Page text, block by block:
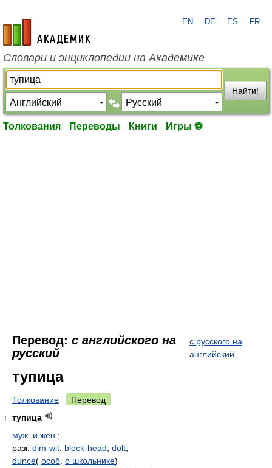
academic.ru
EN DE ES FR
Словари и энциклопедии на Академике
Найти!
Толкования Переводы Книги Игры ⚽
Перевод: с английского на
русский
с русского на
английский
тупица
Толкование Перевод
1
тупица
муж и жен .;
разг. dim-wit block-head dolt;
dunce( особ о школьнике)